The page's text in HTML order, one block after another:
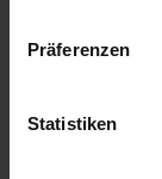
Präferenzen
Statistiken